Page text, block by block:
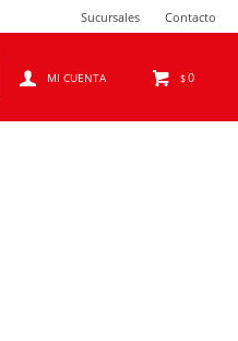
$0
Sucursales Contacto